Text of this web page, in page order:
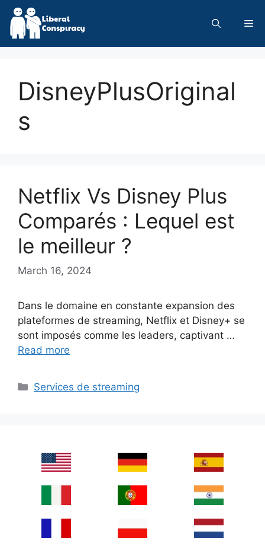
Skip
content
DisneyPlusOriginal
s
Netflix Vs Disney Plus
Comparés : Lequel est
le meilleur ?
March 16, 2024
Dans le domaine en constante expansion des
plateformes de streaming, Netflix et Disney+ se
sont imposés comme les leaders, captivant …
Read more
Categories
Services de streaming